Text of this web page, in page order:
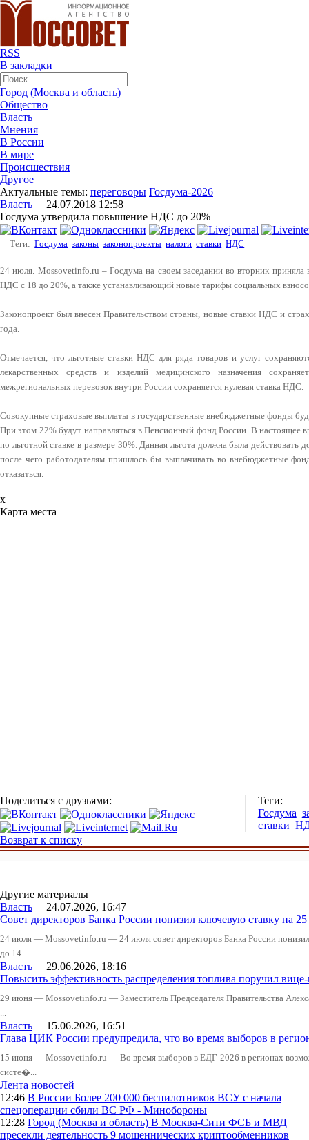
RSS
В закладки
Город (Москва и область)
Общество
Власть
Мнения
В России
В мире
Происшествия
Другое
Актуальные темы: переговоры Госдума-2026
Власть 24.07.2018 12:58
Госдума утвердила повышение НДС до 20%
Теги: Госдума законы законопроекты налоги ставки НДС
24 июля. Mossovetinfo.ru – Госдума на своем заседании во вторник
НДС с 18 до 20%, а также устанавливающий новые тарифы социальных
Законопроект был внесен Правительством страны, новые ставки НДС и
года.
Отмечается, что льготные ставки НДС для ряда товаров и услуг
лекарственных средств и изделий медицинского назначения
межрегиональных перевозок внутри России сохраняется нулевая ставка НДС.
Совокупные страховые выплаты в государственные внебюджетные фонды
При этом 22% будут направляться в Пенсионный фонд России. В настоящее
по льготной ставке в размере 30%. Данная льгота должна была действовать
после чего работодателям пришлось бы выплачивать во внебюджетные
отказаться.
x
Карта места
Поделиться с друзьями:
Теги:
Госдума
ставки
Возврат к списку
Другие материалы
Власть 24.07.2026, 16:47
Совет директоров Банка России понизил ключевую ставку на
24 июля — Mossovetinfo.ru — 24 июля совет директоров Банка России
до 14...
Власть 29.06.2026, 18:16
Повысить эффективность распределения топлива поручил
29 июня — Mossovetinfo.ru — Заместитель Председателя Правительства
...
Власть 15.06.2026, 16:51
Глава ЦИК России предупредила, что во время выборов в
15 июня — Mossovetinfo.ru — Во время выборов в ЕДГ-2026 в регионах
систе�...
Лента новостей
12:46 В России Более 200 000 беспилотников ВСУ с начала
спецоперации сбили ВС РФ - Минобороны
12:28 Город (Москва и область) В Москва-Сити ФСБ и МВД
пресекли деятельность 9 мошеннических криптообменников